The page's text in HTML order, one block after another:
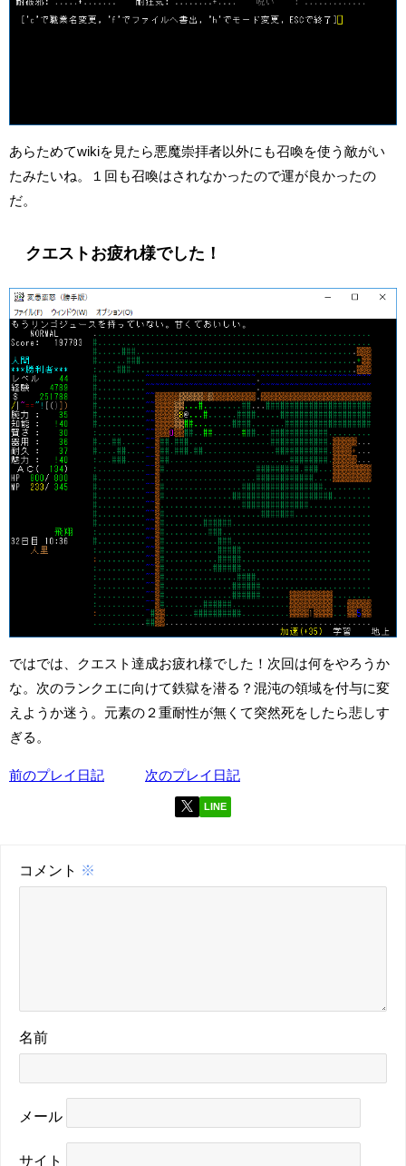
あらためてwikiを見たら悪魔崇拝者以外にも召喚を使う敵がい
たみたいね。１回も召喚はされなかったので運が良かったの
だ。
クエストお疲れ様でした！
ではでは、クエスト達成お疲れ様でした！次回は何をやろうか
な。次のランクエに向けて鉄獄を潜る？混沌の領域を付与に変
えようか迷う。元素の２重耐性が無くて突然死をしたら悲しす
ぎる。
前のプレイ日記 次のプレイ日記
LINE
コメント ※
名前
メール
サイト